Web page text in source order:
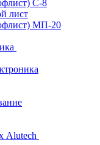
С-8
лист
МП-20
Alutech